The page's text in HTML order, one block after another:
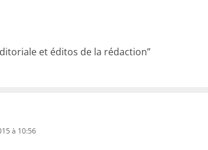
et éditos de la rédaction”
à 10:56